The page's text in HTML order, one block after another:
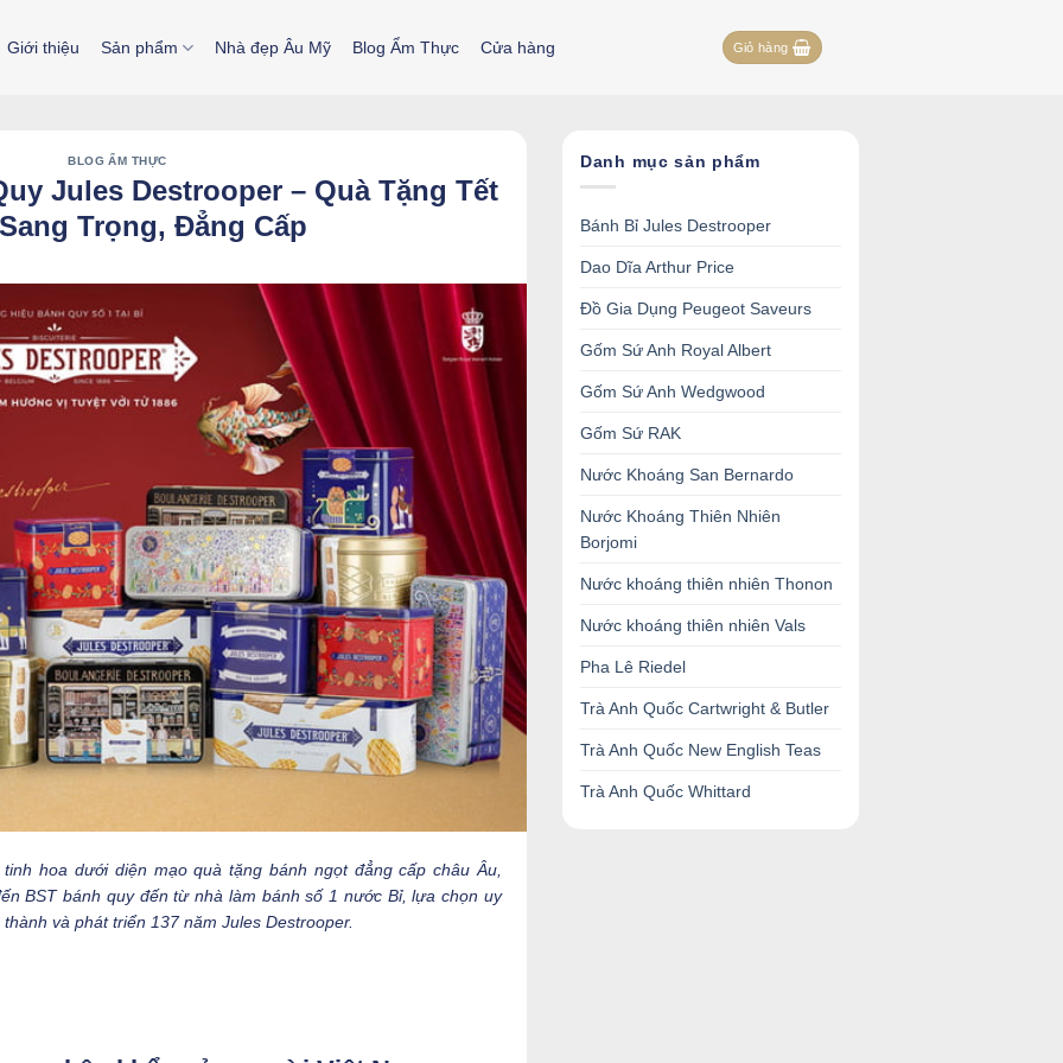
Giới thiệu Sản phẩm Nhà đẹp Âu Mỹ Blog Ẩm Thực Cửa hàng Giỏ hàng
BLOG ẨM THỰC
Jules Destrooper – Quà Tặng Tết
Trọng, Đẳng Cấp
hoa dưới diện mạo quà tặng bánh ngọt đẳng cấp châu Âu,
BST bánh quy đến từ nhà làm bánh số 1 nước Bỉ, lựa chọn uy
và phát triển 137 năm Jules Destrooper.
Danh mục sản phẩm
Bánh Bỉ Jules Destrooper
Dao Dĩa Arthur Price
Đồ Gia Dụng Peugeot Saveurs
Gốm Sứ Anh Royal Albert
Gốm Sứ Anh Wedgwood
Gốm Sứ RAK
Nước Khoáng San Bernardo
Nước Khoáng Thiên Nhiên
Borjomi
Nước khoáng thiên nhiên Thonon
Nước khoáng thiên nhiên Vals
Pha Lê Riedel
Trà Anh Quốc Cartwright & Butler
Trà Anh Quốc New English Teas
Trà Anh Quốc Whittard